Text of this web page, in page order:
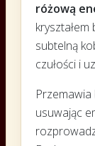
różową
subtelną
czułości i
usuwając